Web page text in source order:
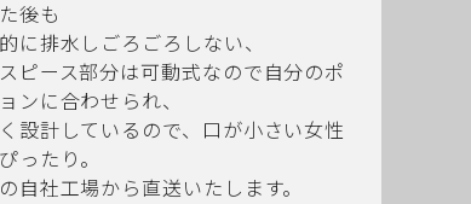
後も
に排水しごろごろしない、
ピース部分は可動式なので自分のポ
ンに合わせられ、
設計しているので、口が小さい女性
ったり。
自社工場から直送いたします。